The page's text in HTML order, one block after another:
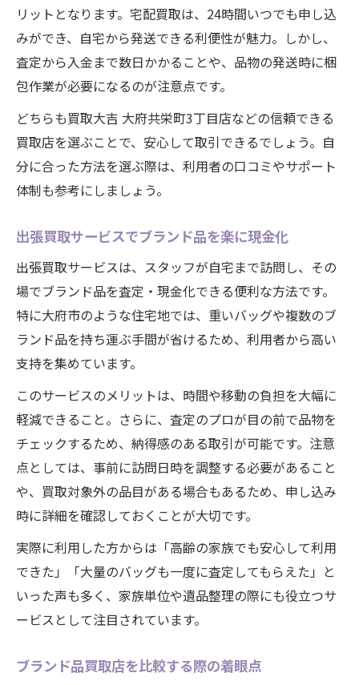
リットとなります。宅配買取は、24時間いつでも申し込
みができ、自宅から発送できる利便性が魅力。しかし、
査定から入金まで数日かかることや、品物の発送時に梱
包作業が必要になるのが注意点です。
どちらも買取大吉 大府共栄町3丁目店などの信頼できる
買取店を選ぶことで、安心して取引できるでしょう。自
分に合った方法を選ぶ際は、利用者の口コミやサポート
体制も参考にしましょう。
出張買取サービスでブランド品を楽に現金化
出張買取サービスは、スタッフが自宅まで訪問し、その
場でブランド品を査定・現金化できる便利な方法です。
特に大府市のような住宅地では、重いバッグや複数のブ
ランド品を持ち運ぶ手間が省けるため、利用者から高い
支持を集めています。
このサービスのメリットは、時間や移動の負担を大幅に
軽減できること。さらに、査定のプロが目の前で品物を
チェックするため、納得感のある取引が可能です。注意
点としては、事前に訪問日時を調整する必要があること
や、買取対象外の品目がある場合もあるため、申し込み
時に詳細を確認しておくことが大切です。
実際に利用した方からは「高齢の家族でも安心して利用
できた」「大量のバッグも一度に査定してもらえた」と
いった声も多く、家族単位や遺品整理の際にも役立つサ
ービスとして注目されています。
ブランド品買取店を比較する際の着眼点